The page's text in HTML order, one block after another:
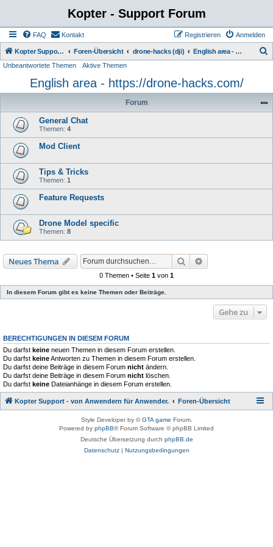
Kopter - Support Forum
FAQ Kontakt Anmelden
Registrieren
Kopter Support - von Anwendern für Anwender. Foren-Übersicht drone-hacks (dji) English area - https://drone-hacks.com/
h
Unbeantwortete Themen Aktive Themen
English area - https://drone-hacks.com/
Forum
General Chat
Themen: 4
Mod Client
Tips & Tricks
Themen: 1
Feature Requests
Drone Model specific
Themen: 8
Neues Thema Suche
0 Themen • Seite 1 von 1
In diesem Forum gibt es keine Themen oder Beiträge.
Gehe zu
BERECHTIGUNGEN IN DIESEM FORUM
Du darfst keine neuen Themen in diesem Forum erstellen.
Du darfst keineAntworten zu Themen in diesem Forum erstellen.
Du darfst deine Beiträge in diesem Forum nicht ändern.
Du darfst deine Beiträge in diesem Forum nicht löschen.
Du darfst keine Dateianhänge in diesem Forum erstellen.
Kopter Support - von Anwendern für Anwender. Foren-Übersicht
Style Developer by ©GTA game Forum.
Powered by phpBB® Forum Software © phpBB Limited
Deutsche Übersetzung durch phpBB.de
Datenschutz| Nutzungsbedingungen